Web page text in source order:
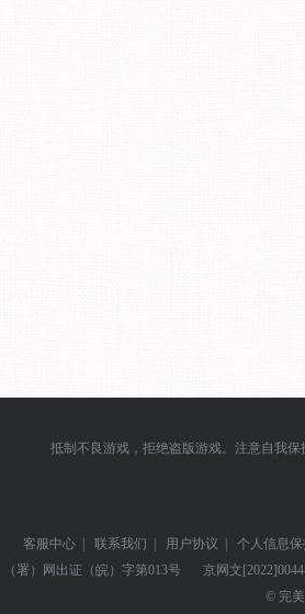
抵制不良游戏，拒绝盗版游戏。注意自我
客服中心 | 联系我们 | 用户协议 |
个人信息
（署）网出证（皖）字第013号
京网文
© 完美